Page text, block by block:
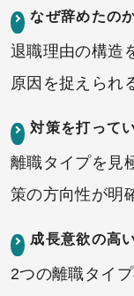
なぜ辞めたの
退職理由の構造
原因を捉えられ
対策を打って
離職タイプを見
策の方向性が明
成長意欲の高
2つの離職タイ